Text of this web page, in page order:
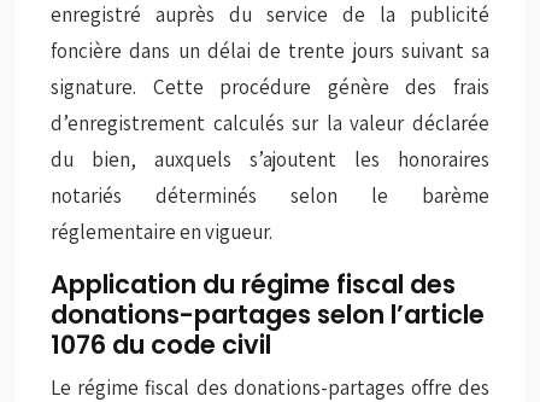
enregistré auprès du service de la publicité
foncière dans un délai de trente jours suivant sa
signature. Cette procédure génère des frais
d’enregistrement calculés sur la valeur déclarée
du bien, auxquels s’ajoutent les honoraires
notariés déterminés selon le barème
réglementaire en vigueur.
Application du régime fiscal des
donations-partages selon l’article
1076 du code civil
Le régime fiscal des donations-partages offre des